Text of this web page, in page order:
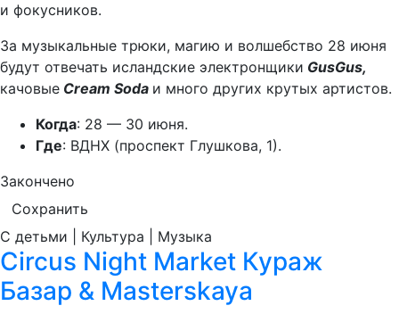
и фокусников.
За музыкальные трюки, магию и волшебство 28 июня
будут отвечать исландские электронщики GusGus,
качовые Cream Soda и много других крутых артистов.
Когда: 28 — 30 июня.
Где: ВДНХ (проспект Глушкова, 1).
Закончено
Сохранить
С детьми | Культура | Музыка
Circus Night Market Кураж
Базар & Masterskaya